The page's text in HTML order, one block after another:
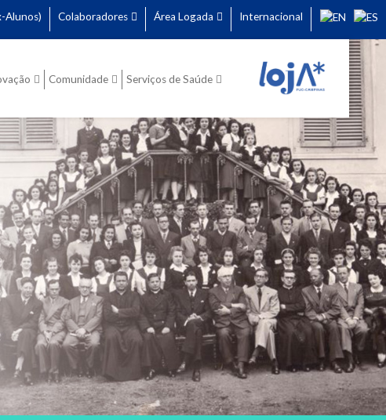
Alunos) Colaboradores Área Logada Internacional
Comunidade Serviços de Saúde